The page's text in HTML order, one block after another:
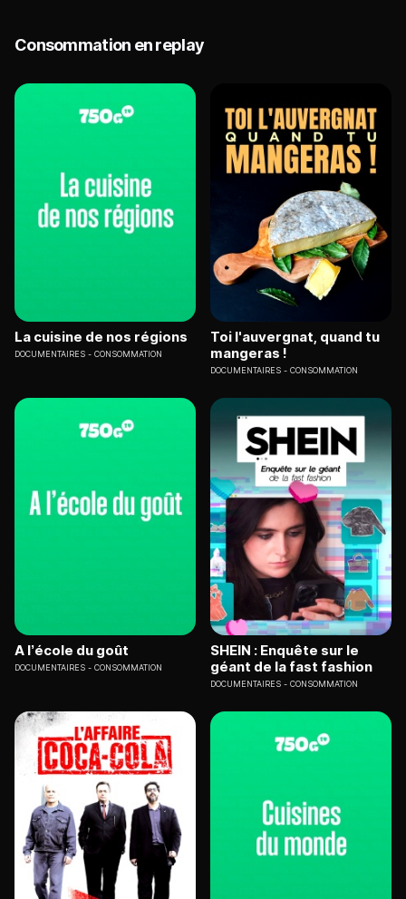
Consommation en replay
La cuisine de nos régions
DOCUMENTAIRES CONSOMMATION
Toi l'auvergnat, quand tu
mangeras !
DOCUMENTAIRES CONSOMMATION
A l’école du goût
DOCUMENTAIRES CONSOMMATION
SHEIN : Enquête sur le
géant de la fast fashion
DOCUMENTAIRES CONSOMMATION